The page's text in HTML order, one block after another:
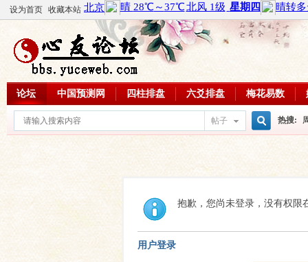
设为首页 收藏本站
论坛 中国预测网 四柱排盘 六爻排盘 梅花易数
帖子
索
热搜:
周易教
每日一
抱歉，您尚未登录，没有权限
用户登录